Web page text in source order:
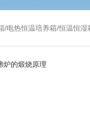
/恒温恒湿箱/光照培养箱/二氧化碳培养箱
炉的煅烧原理